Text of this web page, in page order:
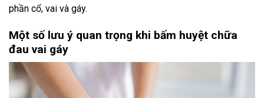
phần cổ, vai và gáy.
Một số lưu ý quan trọng khi bấm huyệt chữa
đau vai gáy